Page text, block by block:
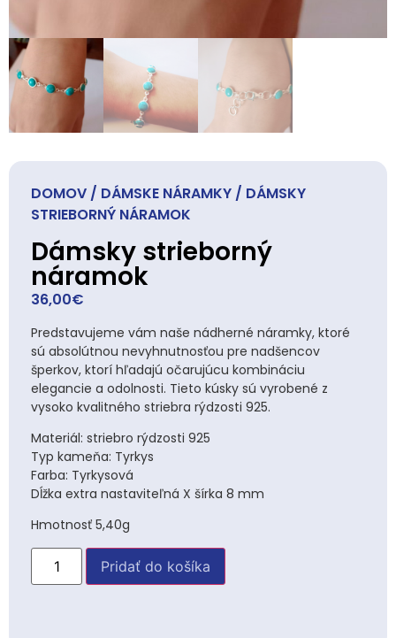
DOMOV / DÁMSKE NÁRAMKY / DÁMSKY
STRIEBORNÝ NÁRAMOK
Dámsky strieborný
náramok
36,00€
Predstavujeme vám naše nádherné náramky, ktoré
sú absolútnou nevyhnutnosťou pre nadšencov
šperkov, ktorí hľadajú očarujúcu kombináciu
elegancie a odolnosti. Tieto kúsky sú vyrobené z
vysoko kvalitného striebra rýdzosti 925.
Materiál: striebro rýdzosti 925
Typ kameňa: Tyrkys
Farba: Tyrkysová
Dĺžka extra nastaviteľná X šírka 8 mm
Hmotnosť 5,40g
Pridať do košíka